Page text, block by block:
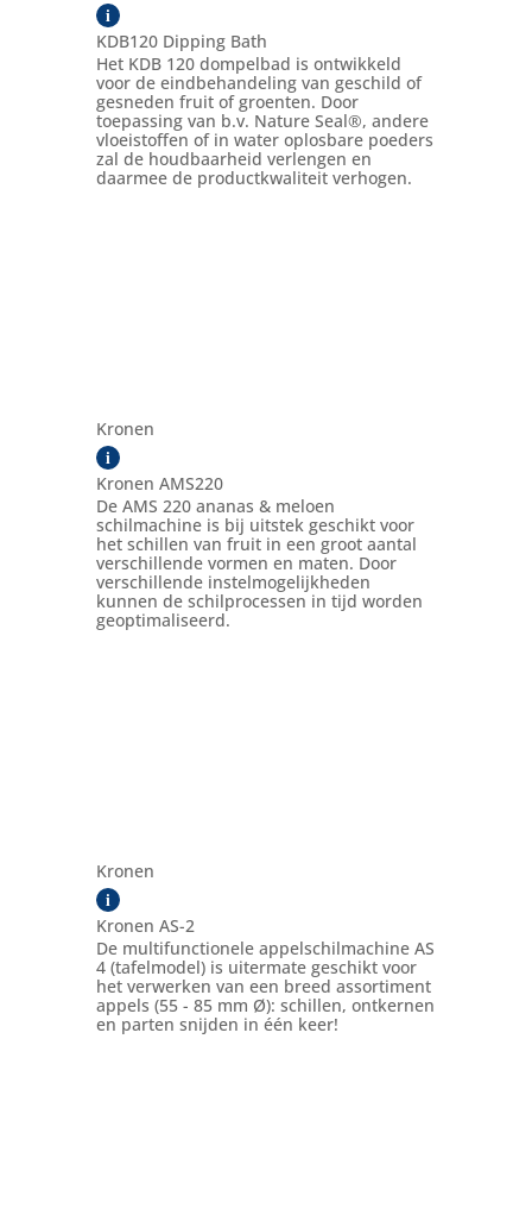
i
KDB120 Dipping Bath
Het KDB 120 dompelbad is ontwikkeld
voor de eindbehandeling van geschild of
gesneden fruit of groenten. Door
toepassing van b.v. Nature Seal®, andere
vloeistoffen of in water oplosbare poeders
zal de houdbaarheid verlengen en
daarmee de productkwaliteit verhogen.
Kronen
i
Kronen AMS220
De AMS 220 ananas & meloen
schilmachine is bij uitstek geschikt voor
het schillen van fruit in een groot aantal
verschillende vormen en maten. Door
verschillende instelmogelijkheden
kunnen de schilprocessen in tijd worden
geoptimaliseerd.
Kronen
i
Kronen AS-2
De multifunctionele appelschilmachine AS
4 (tafelmodel) is uitermate geschikt voor
het verwerken van een breed assortiment
appels (55 - 85 mm Ø): schillen, ontkernen
en parten snijden in één keer!